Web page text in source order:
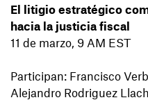
El litigio estratégico
hacia la justicia fiscal
11 de marzo, 9 AM EST
Participan: Francisco
Alejandro Rodriguez